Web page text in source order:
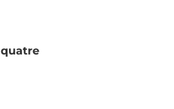
quatre